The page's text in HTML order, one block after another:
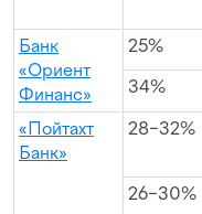
Банк
«Ориент
Финанс»
25%
34%
«Пойтахт
Банк»
28−32%
26−30%